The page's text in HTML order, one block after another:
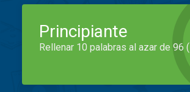
Principiante
Rellenar 10 palabras al azar de 96